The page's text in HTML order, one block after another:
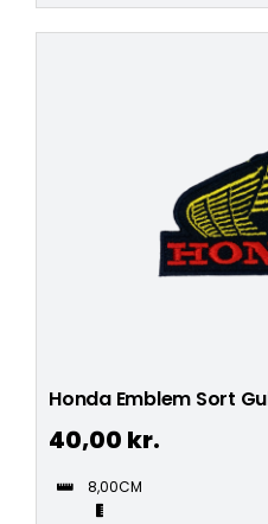
Honda Emblem Sort
40,00 kr.
8,00CM